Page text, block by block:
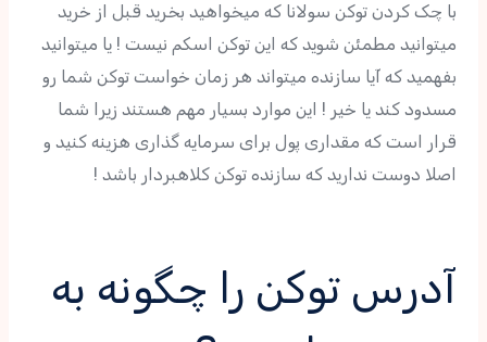
با چک کردن توکن سولانا که میخواهید بخرید قبل از خرید
میتوانید مطمئن شوید که این توکن اسکم نیست ! یا میتوانید
بفهمید که آیا سازنده میتواند هر زمان خواست توکن شما رو
مسدود کند یا خیر ! این موارد بسیار مهم هستند زیرا شما
قرار است که مقداری پول برای سرمایه گذاری هزینه کنید و
اصلا دوست ندارید که سازنده توکن کلاهبردار باشد !
آدرس توکن را چگونه به